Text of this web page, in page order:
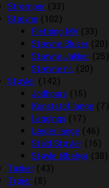
Strømper (33)
Stævne (102)
Fletning MV (33)
Stævne Bluser (20)
Stævne Jakker (25)
Stævne nr. (20)
Støvler (142)
Jodhpurs (15)
Kunststof lange (7)
Leggings (17)
Læder lange (46)
Stald Støvler (16)
Støvle tilbehør (38)
Tasker (43)
Trøjer (8)